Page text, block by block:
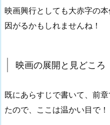
映画興行としても大赤字の
因がるかもしれませんね！
映画の展開と見どころ
既にあらすじで書いて、前
たので、ここは温かい目で！